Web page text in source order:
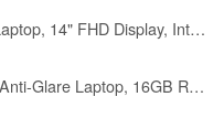
ASUS Daily Vivobook Laptop, 14" FHD Display, Intel Core i3-1215U, 8GB RAM, 256GB SSD, Wi-Fi 6, HDMI, Webcam, Touchpad, Windows 11 Home, Blue
HP Pavilion 15.6" FHD Anti-Glare Laptop, 16GB RAM, 512GB SSD Storage, Intel Core i3-1215U Processor up to 4.4GHz, Type-C, HDMI, Windows 11 Home, Silver (16G RAM | 512G SSD)